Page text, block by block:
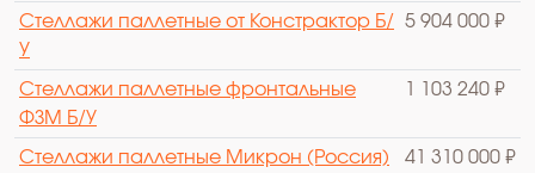
Стеллажи паллетные от Констрактор Б/
У
5 904 000 ₽
Стеллажи паллетные фронтальные
ФЗМ Б/У
1 103 240 ₽
Стеллажи паллетные Микрон (Россия)
41 310 000 ₽